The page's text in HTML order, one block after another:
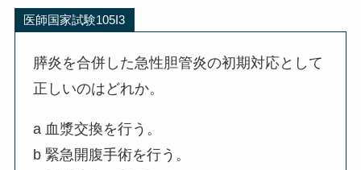
医師国家試験105I3
膵炎を合併した急性胆管炎の初期対応として
正しいのはどれか。
a 血漿交換を行う。
b 緊急開腹手術を行う。